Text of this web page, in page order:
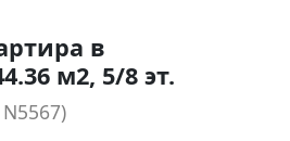
в
м2, 5/8 эт.
N5567)